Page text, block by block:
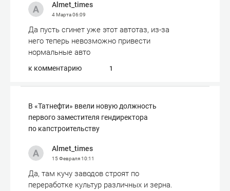
Almet_times
4 Марта06:09
Да пусть сгинет уже этот автотаз, из-за
него теперь невозможно привести
нормальные авто
к комментарию 1
В «Татнефти» ввели новую должность
первого заместителя гендиректора
по капстроительству
Almet_times
15 Февраля10:11
Да, там кучу заводов строят по
переработке культур различных и зерна.